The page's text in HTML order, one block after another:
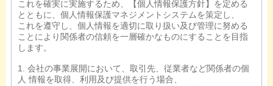
これを確実に実施するため、【個人情報保護方針】を定める
とともに、個人情報保護マネジメントシステムを策定し、
これを遵守し、個人情報を適切に取り扱い及び管理に努める
ことにより関係者の信頼を一層確かなものにすることを目指
します。
1. 会社の事業展開において、取引先、従業者など関係者の個
人 情報を取得、利用及び提供を行う場合、